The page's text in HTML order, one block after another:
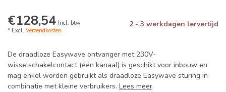
€128,54 Incl. btw
* Excl. Verzendkosten
2 - 3 werkdagen lervertijd
De draadloze Easywave ontvanger met 230V-
wisselschakelcontact (één kanaal) is geschikt voor inbouw en
mag enkel worden gebruikt als draadloze Easywave sturing in
combinatie met kleine verbruikers. Lees meer.